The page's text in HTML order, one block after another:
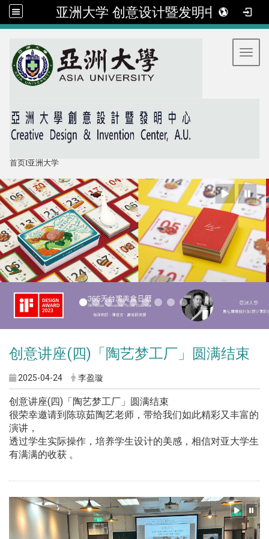
亚洲大学 创意设计暨发明中心
首页I亚洲大学
创意讲座(四)「陶艺梦工厂」圆满结束
2025-04-24 李盈璇
创意讲座(四)「陶艺梦工厂」圆满结束
很荣幸邀请到陈琼茹陶艺老师，带给我们如此精彩又丰富的
演讲，
透过学生实际操作，培养学生设计的美感，相信对亚大学生
有满满的收获 。